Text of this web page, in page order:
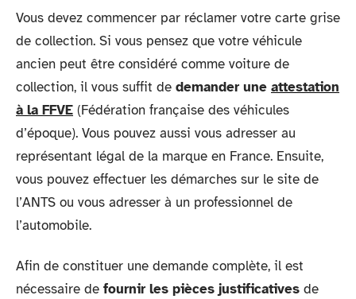
Vous devez commencer par réclamer votre carte grise
de collection. Si vous pensez que votre véhicule
ancien peut être considéré comme voiture de
collection, il vous suffit de demander une attestation
à la FFVE (Fédération française des véhicules
d’époque). Vous pouvez aussi vous adresser au
représentant légal de la marque en France. Ensuite,
vous pouvez effectuer les démarches sur le site de
l’ANTS ou vous adresser à un professionnel de
l’automobile.
Afin de constituer une demande complète, il est
nécessaire de fournir les pièces justificatives de